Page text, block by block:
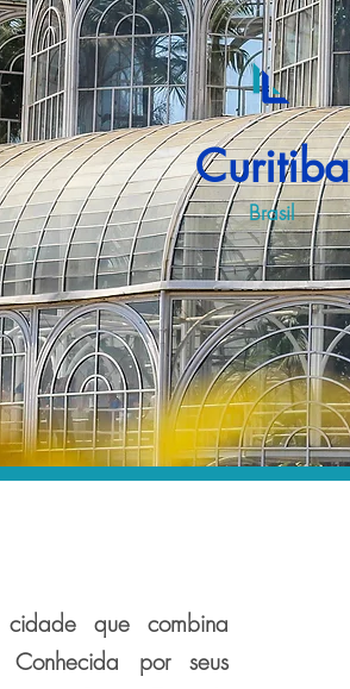
Curitiba
Brasil
que combina
Conhecida por seus